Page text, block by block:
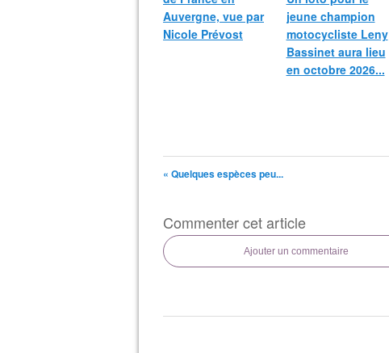
Auvergne, vue par
Nicole Prévost
jeune champion
motocycliste Leny
Bassinet aura lieu
en octobre 2026...
« Quelques espèces peu...
Commenter cet article
Ajouter un commentaire